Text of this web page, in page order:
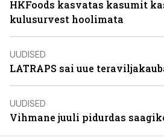
HKFoods kasvatas kasumit
kulusurvest hoolimata
UUDISED
LATRAPS sai uue
UUDISED
Vihmane juuli pidurdas